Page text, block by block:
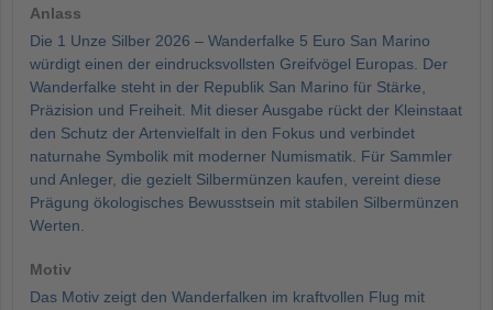
Anlass
Die 1 Unze Silber 2026 – Wanderfalke 5 Euro San Marino
würdigt einen der eindrucksvollsten Greifvögel Europas. Der
Wanderfalke steht in der Republik San Marino für Stärke,
Präzision und Freiheit. Mit dieser Ausgabe rückt der Kleinstaat
den Schutz der Artenvielfalt in den Fokus und verbindet
naturnahe Symbolik mit moderner Numismatik. Für Sammler
und Anleger, die gezielt Silbermünzen kaufen, vereint diese
Prägung ökologisches Bewusstsein mit stabilen Silbermünzen
Werten.
Motiv
Das Motiv zeigt den Wanderfalken im kraftvollen Flug mit